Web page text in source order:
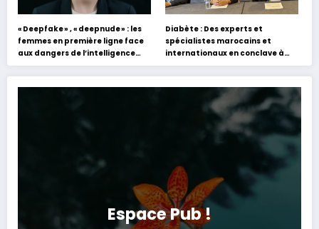
« Deepfake » , « deepnude » : les
femmes en première ligne face
aux dangers de l’intelligence
artificielle
Diabète : Des experts et
spécialistes marocains et
internationaux en conclave à
Tanger
Espace Pub !